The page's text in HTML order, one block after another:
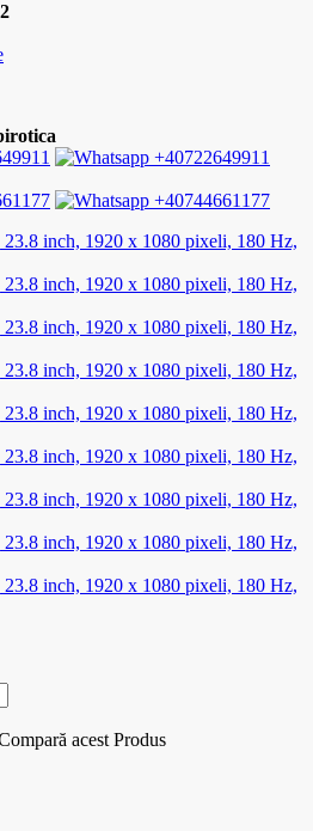
+40722649911
+40744661177
acest Produs